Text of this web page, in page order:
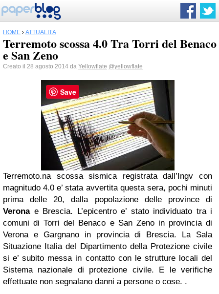
HOME › ATTUALITÀ
Terremoto scossa 4.0 Tra Torri del Benaco
e San Zeno
Creato il 28 agosto 2014 da Yellowflate @yellowflate
Terremoto.na scossa sismica registrata dall’Ingv con
magnitudo 4.0 e’ stata avvertita questa sera, pochi minuti
prima delle 20, dalla popolazione delle province di
Veronae Brescia. L’epicentro e’ stato individuato tra i
comuni di Torri del Benaco e San Zeno in provincia di
Verona e Gargnano in provincia di Brescia. La Sala
Situazione Italia del Dipartimento della Protezione civile
si e’ subito messa in contatto con le strutture locali del
Sistema nazionale di protezione civile. E le verifiche
effettuate non segnalano danni a persone o cose. .
Save